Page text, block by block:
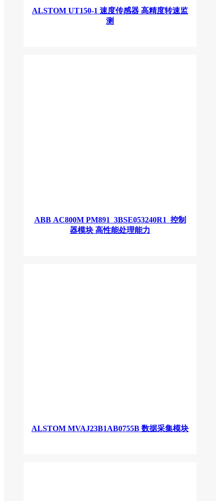
ALSTOM UT150-1 速度传感器 高精度转速监
测
ABB AC800M PM891 3BSE053240R1 控制
器模块 高性能处理能力
ALSTOM MVAJ23B1AB0755B 数据采集模块